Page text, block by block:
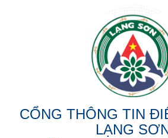
CỔNG THÔNG TIN
LẠNG